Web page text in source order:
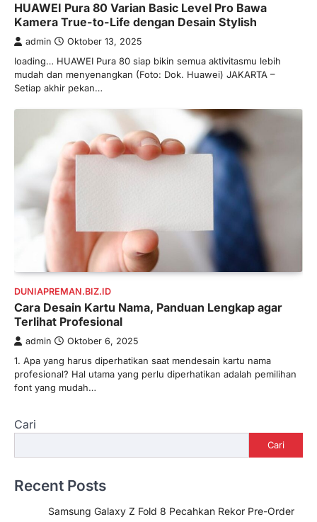
HUAWEI Pura 80 Varian Basic Level Pro Bawa
Kamera True-to-Life dengan Desain Stylish
admin Oktober 13, 2025
loading… HUAWEI Pura 80 siap bikin semua aktivitasmu lebih
mudah dan menyenangkan (Foto: Dok. Huawei) JAKARTA –
Setiap akhir pekan…
DUNIAPREMAN.BIZ.ID
Cara Desain Kartu Nama, Panduan Lengkap agar
Terlihat Profesional
admin Oktober 6, 2025
1. Apa yang harus diperhatikan saat mendesain kartu nama
profesional? Hal utama yang perlu diperhatikan adalah pemilihan
font yang mudah…
Cari
Cari
Recent Posts
Samsung Galaxy Z Fold 8 Pecahkan Rekor Pre-Order